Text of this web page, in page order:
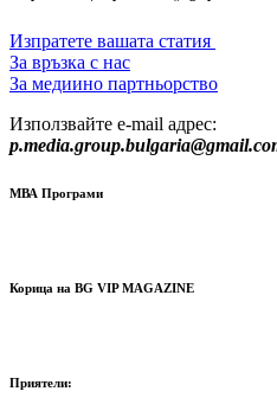
Изпратете вашата статия
За връзка с нас
За медиино партньорство
Използвайте e-mail адрес:
МВА Програми
Корица на BG VIP MAGAZINE
Приятели: